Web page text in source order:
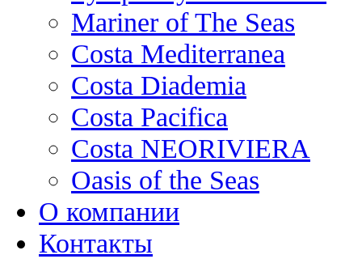
Mariner of The Seas
Costa Mediterranea
Costa Diademia
Costa Pacifica
Costa NEORIVIERA
Oasis of the Seas
О компании
Контакты